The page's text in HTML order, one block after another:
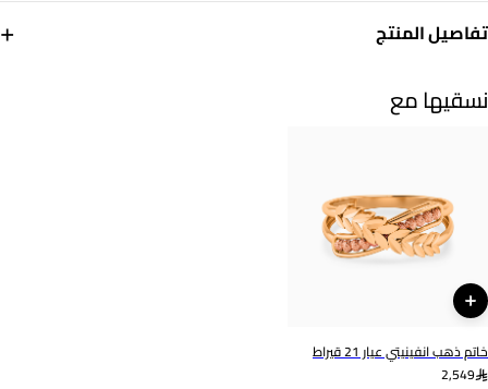
تفاصيل المنتج
+
ذهب أصفر 21 قيراط
العلامة التجارية
لازوردي
نسقيها مع
خاتم ذهب انفينيتي عيار 21 قيراط
2,549